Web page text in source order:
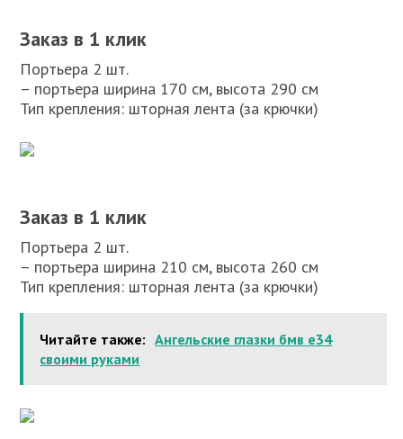
Заказ в 1 клик
Портьера 2 шт.
– портьера ширина 170 см, высота 290 см
Тип крепления: шторная лента (за крючки)
Заказ в 1 клик
Портьера 2 шт.
– портьера ширина 210 см, высота 260 см
Тип крепления: шторная лента (за крючки)
Читайте также: Ангельские глазки бмв е34
своими руками